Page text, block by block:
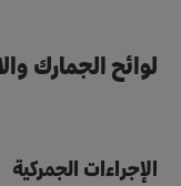
لوائح الجمارك
الإجراءات الجمركية